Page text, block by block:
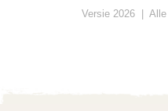
Versie 2026 | Alle